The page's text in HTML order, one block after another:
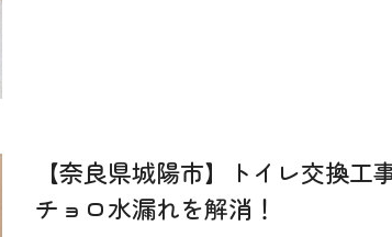
【奈良県城陽市】トイレ交換工
チョロ水漏れを解消！